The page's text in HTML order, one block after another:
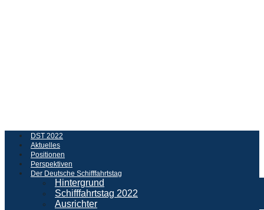
DST 2022
Aktuelles
Positionen
Perspektiven
Der Deutsche Schifffahrtstag
Hintergrund
Schifffahrtstag 2022
Ausrichter